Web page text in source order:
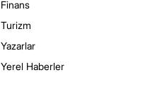
Finans
Turizm
Yazarlar
Yerel Haberler